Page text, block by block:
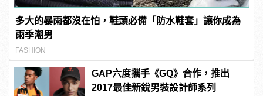
多大的暴雨都沒在怕，鞋頭必備「防水鞋套」讓你成為
雨季潮男
FASHION
GAP六度攜手《GQ》合作，推出
2017最佳新銳男裝設計師系列